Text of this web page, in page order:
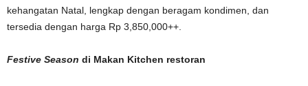
kehangatan Natal, lengkap dengan beragam kondimen, dan
tersedia dengan harga Rp 3,850,000++.
Festive Season di Makan Kitchen restoran